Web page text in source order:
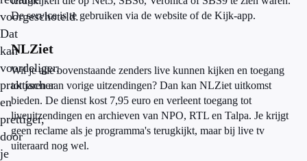
voorgeschoteld.
Dat
kan
voordeliger,
praktischer
en
prettiger,
door
je
De service is te gebruiken via de website of de Kijk-app.
NLZiet
Wil je alle bovenstaande zenders live kunnen kijken en toegang
tot jaren aan vorige uitzendingen? Dan kan NLZiet uitkomst
bieden. De dienst kost 7,95 euro en verleent toegang tot
liveuitzendingen en archieven van NPO, RTL en Talpa. Je krijgt
geen reclame als je programma's terugkijkt, maar bij live tv
uiteraard nog wel.